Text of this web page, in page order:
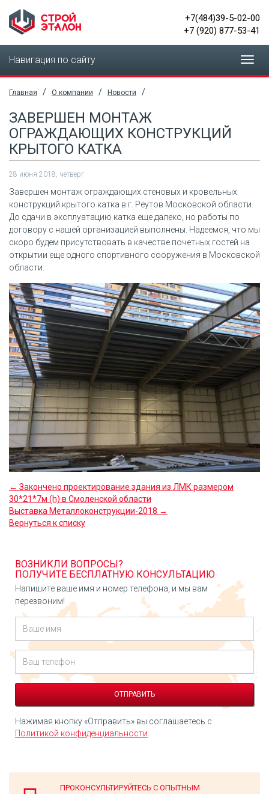
+7(484)39-5-02-00
+7 (920) 877-53-41
Навигация по сайту
Главная / О компании / Новости /
ЗАВЕРШЕН МОНТАЖ
ОГРАЖДАЮЩИХ КОНСТРУКЦИЙ
КРЫТОГО КАТКА
28 июня 2018, четверг
Завершен монтаж ограждающих стеновых и кровельных
конструкций крытого катка в г. Реутов Московской области.
До сдачи в эксплуатацию катка еще далеко, но работы по
договору с нашей организацией выполнены. Надеемся, что мы
скоро будем присутствовать в качестве почетных гостей на
открытии еще одного спортивного сооружения в Московской
области.
← Закончено проектирование здания из ЛМК размером
30*21*7м (h) в Смоленской области
Выставка Металлоконструкции-2018 →
Вернуться к списку
ВОЗНИКЛИ ВОПРОСЫ?
ПОЛУЧИТЕ БЕСПЛАТНУЮ КОНСУЛЬТАЦИЮ
Напишите ваше имя и номер телефона, и мы вам
перезвоним!
Нажимая кнопку «Отправить» вы соглашаетесь с
Политикой конфиденциальности
ПРОКОНСУЛЬТИРУЙТЕСЬ С ОПЫТНЫМ